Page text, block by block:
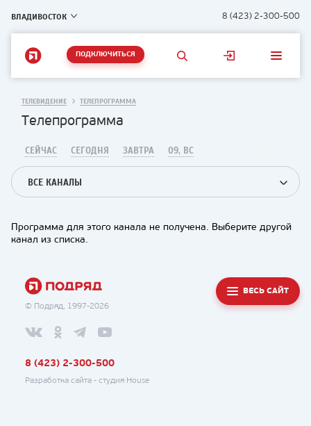
ВЛАДИВОСТОК 8 (423) 2-300-500
ПОДКЛЮЧИТЬСЯ
ТЕЛЕВИДЕНИЕ ТЕЛЕПРОГРАММА
Телепрограмма
СЕЙЧАС СЕГОДНЯ ЗАВТРА 09, ВС
ВСЕ КАНАЛЫ
Программа для этого канала не получена. Выберите другой
канал из списка.
© Подряд, 1997-2026
ВЕСЬ САЙТ
8 (423) 2-300-500
Разработка сайта - студия House